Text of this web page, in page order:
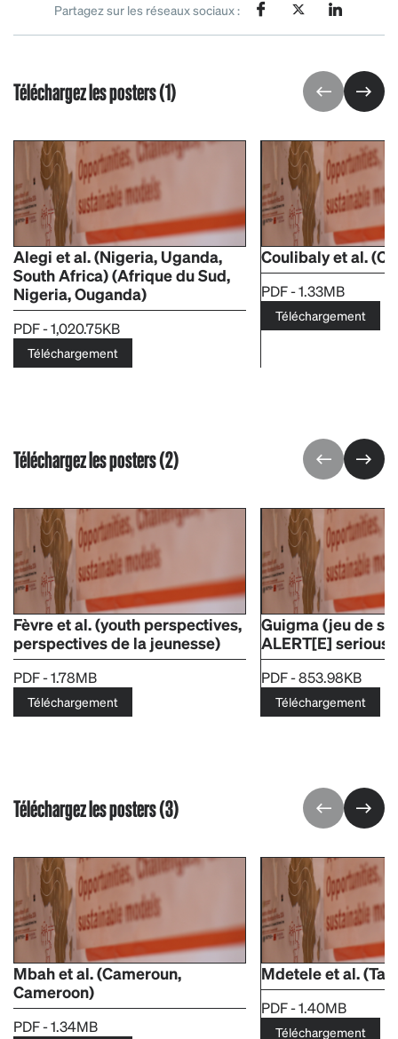
Partagez sur les réseaux sociaux :
Téléchargez les posters (1)
Alegi et al. (Nigeria, Uganda,
South Africa) (Afrique du Sud,
Nigeria, Ouganda)
PDF - 1,020.75KB
Téléchargement
Coulibaly et al.
PDF - 1.33MB
Téléchargement
Téléchargez les posters (2)
Fèvre et al. (youth perspectives,
perspectives de la jeunesse)
PDF - 1.78MB
Téléchargement
Guigma (jeu de
ALERT[E] serious
PDF - 853.98KB
Téléchargement
Téléchargez les posters (3)
Mbah et al. (Cameroun,
Cameroon)
PDF - 1.34MB
Mdetele et al.
PDF - 1.40MB
Téléchargement